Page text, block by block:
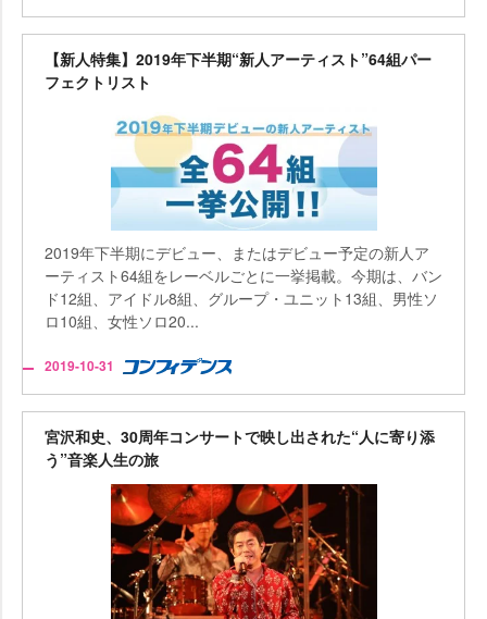
【新人特集】2019年下半期“新人アーティスト”64組パー
フェクトリスト
2019年下半期にデビュー、またはデビュー予定の新人ア
ーティスト64組をレーベルごとに一挙掲載。今期は、バン
ド12組、アイドル8組、グループ・ユニット13組、男性ソ
ロ10組、女性ソロ20...
2019-10-31
宮沢和史、30周年コンサートで映し出された“人に寄り添
う”音楽人生の旅